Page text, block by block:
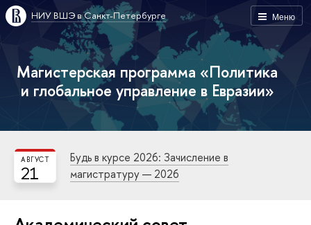
Меню
НИУ ВШЭ в Санкт-Петербурге
Магистерская программа «Политика
и глобальное управление в Евразии»
21
АВГУСТ
Будь в курсе 2026: Зачисление в
магистратуру — 2026